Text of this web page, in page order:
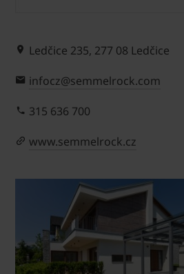
Ledčice 235, 277 08 Ledčice
infocz@semmelrock.com
315 636 700
www.semmelrock.cz